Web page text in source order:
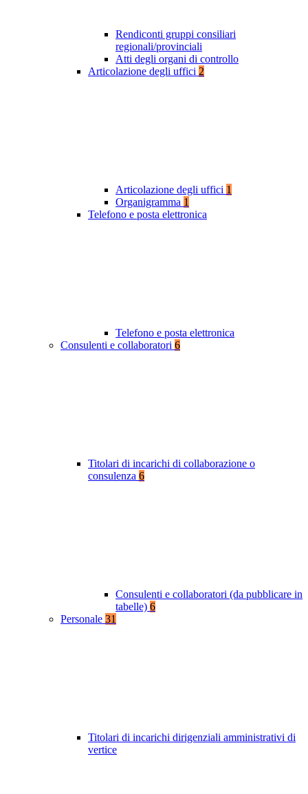
Rendiconti gruppi consiliari
regionali/provinciali
Atti degli organi di controllo
Articolazione degli uffici 2
Articolazione degli uffici 1
Organigramma 1
Telefono e posta elettronica
Telefono e posta elettronica
Consulenti e collaboratori 6
Titolari di incarichi di collaborazione o
consulenza 6
Consulenti e collaboratori (da pubblicare in
tabelle) 6
Personale 31
Titolari di incarichi dirigenziali amministrativi di
vertice